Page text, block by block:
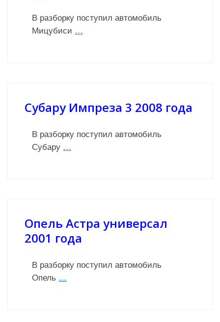
В разборку поступил автомобиль
Мицубиси …
Субару Импреза 3 2008 года
В разборку поступил автомобиль
Субару …
Опель Астра универсал
2001 года
В разборку поступил автомобиль
Опель …